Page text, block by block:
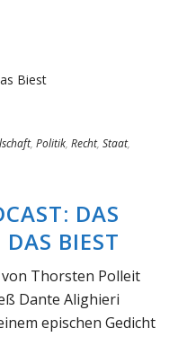
, Politik, Recht, Staat,
DAS
BIEST
von Thorsten Polleit
Dante Alighieri
epischen Gedicht